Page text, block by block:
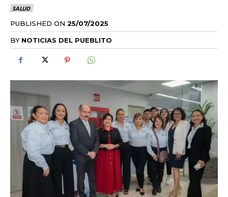
SALUD
PUBLISHED ON 25/07/2025
BY NOTICIAS DEL PUEBLITO